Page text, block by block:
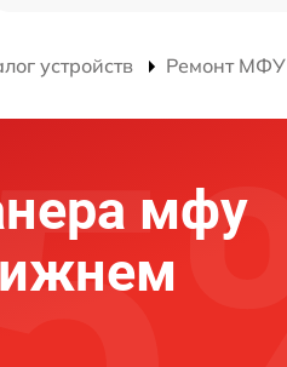
устройств Ремонт МФУ
мфу